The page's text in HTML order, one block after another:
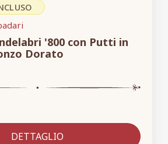
'800 con Putti in
Dorato
DETTAGLIO